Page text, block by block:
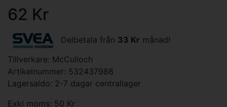
62 Kr
Delbetala från 33 Kr månad!
Tillverkare: McCulloch
Artikelnummer: 532437988
Lagersaldo: 2-7 dagar centrallager
Exkl moms: 50 Kr